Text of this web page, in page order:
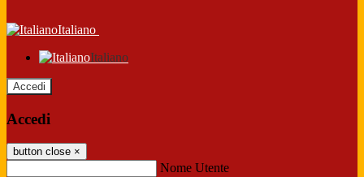
Italiano
Italiano
Accedi
Accedi
button close ×
Nome Utente